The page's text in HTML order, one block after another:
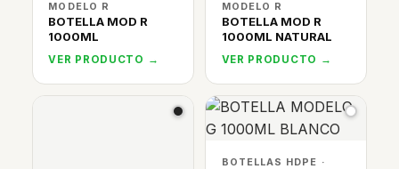
MODELO R
BOTELLA MOD R
1000ML
VER PRODUCTO →
MODELO R
BOTELLA MOD R
1000ML NATURAL
VER PRODUCTO →
BOTELLAS HDPE ·